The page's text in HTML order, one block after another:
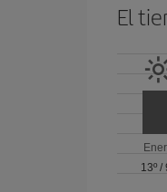
El
13º /